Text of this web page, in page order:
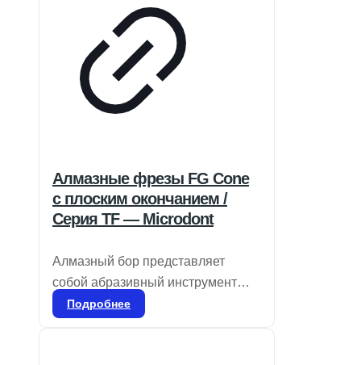
Алмазные фрезы FG Cone
с плоским окончанием /
Серия TF — Microdont
Алмазный бор представляет
собой абразивный инструмент
для стоматологического
Подробнее